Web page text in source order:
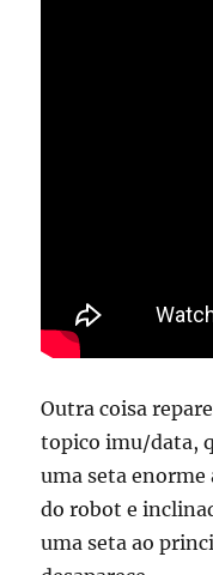
Outra coisa
topico imu/data,
uma seta
do robot e
uma seta ao